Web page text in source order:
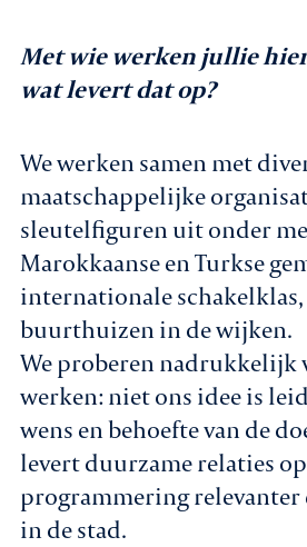
Met wie werken jullie
wat levert dat op?
We werken samen met
maatschappelijke
sleutelfiguren uit onder
Marokkaanse en Turkse
internationale schakelklas,
buurthuizen in de wijken.
We proberen nadrukkelijk
werken: niet ons idee is
wens en behoefte van de
levert duurzame relaties
programmering relevanter
in de stad.